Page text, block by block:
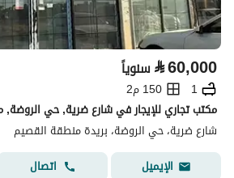
⃁60,000 سنوياً
1
150 م2
مكتب تجاري للإيجار في شارع ضرية, حي الروضة,
شارع ضرية، حي الروضة، بريدة منطقة القصيم
الإيميل
اتصال